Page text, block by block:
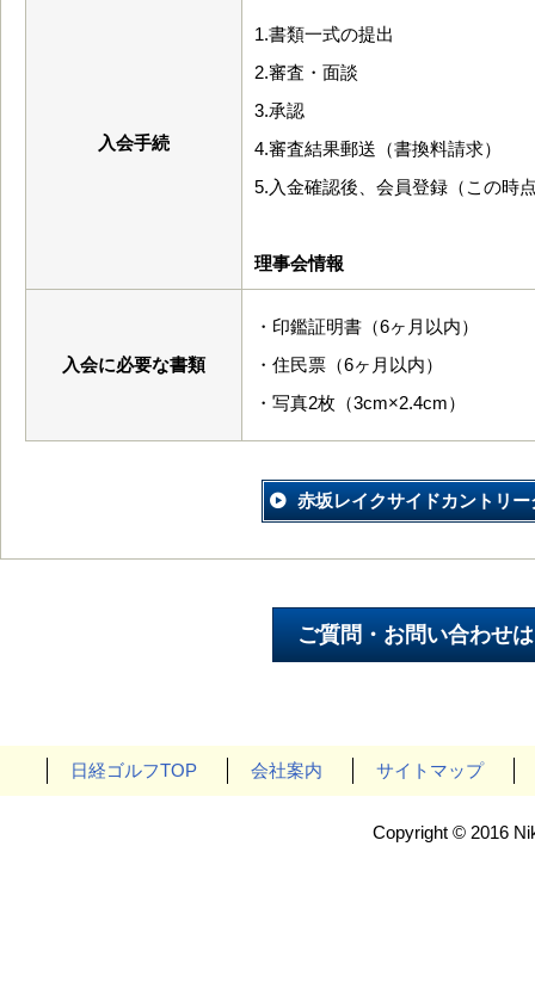
入会手続
1.書類一式の提出
2.審査・面談
3.承認
4.審査結果郵送（書換料請求）
5.入金確認後、会員登録（この時
理事会情報
入会に必要な書類
・印鑑証明書（6ヶ月以内）
・住民票（6ヶ月以内）
・写真2枚（3cm×2.4cm）
赤坂レイクサイドカントリ
日経ゴルフTOP 会社案内 サイトマップ
Copyright © 2016